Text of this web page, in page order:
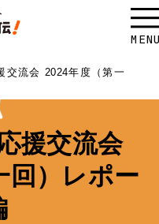
交流会 2024年度（第一
援交流会
回）レポー